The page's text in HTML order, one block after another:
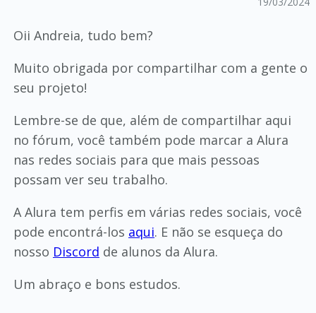
Oii Andreia, tudo bem?
Muito obrigada por compartilhar com a gente o
seu projeto!
Lembre-se de que, além de compartilhar aqui
no fórum, você também pode marcar a Alura
nas redes sociais para que mais pessoas
possam ver seu trabalho.
A Alura tem perfis em várias redes sociais, você
pode encontrá-los aqui. E não se esqueça do
nosso Discord de alunos da Alura.
Um abraço e bons estudos.